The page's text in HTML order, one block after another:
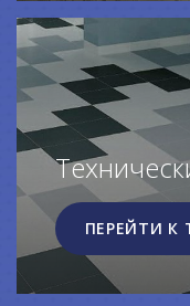
ПЕРЕЙТИ К